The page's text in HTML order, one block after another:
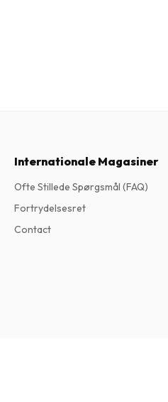
Internationale Magasiner
Ofte Stillede Spørgsmål (FAQ)
Fortrydelsesret
Contact